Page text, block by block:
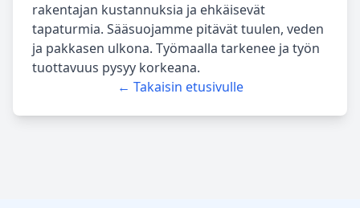
rakentajan kustannuksia ja ehkäisevät
tapaturmia. Sääsuojamme pitävät tuulen, veden
ja pakkasen ulkona. Työmaalla tarkenee ja työn
tuottavuus pysyy korkeana.
← Takaisin etusivulle